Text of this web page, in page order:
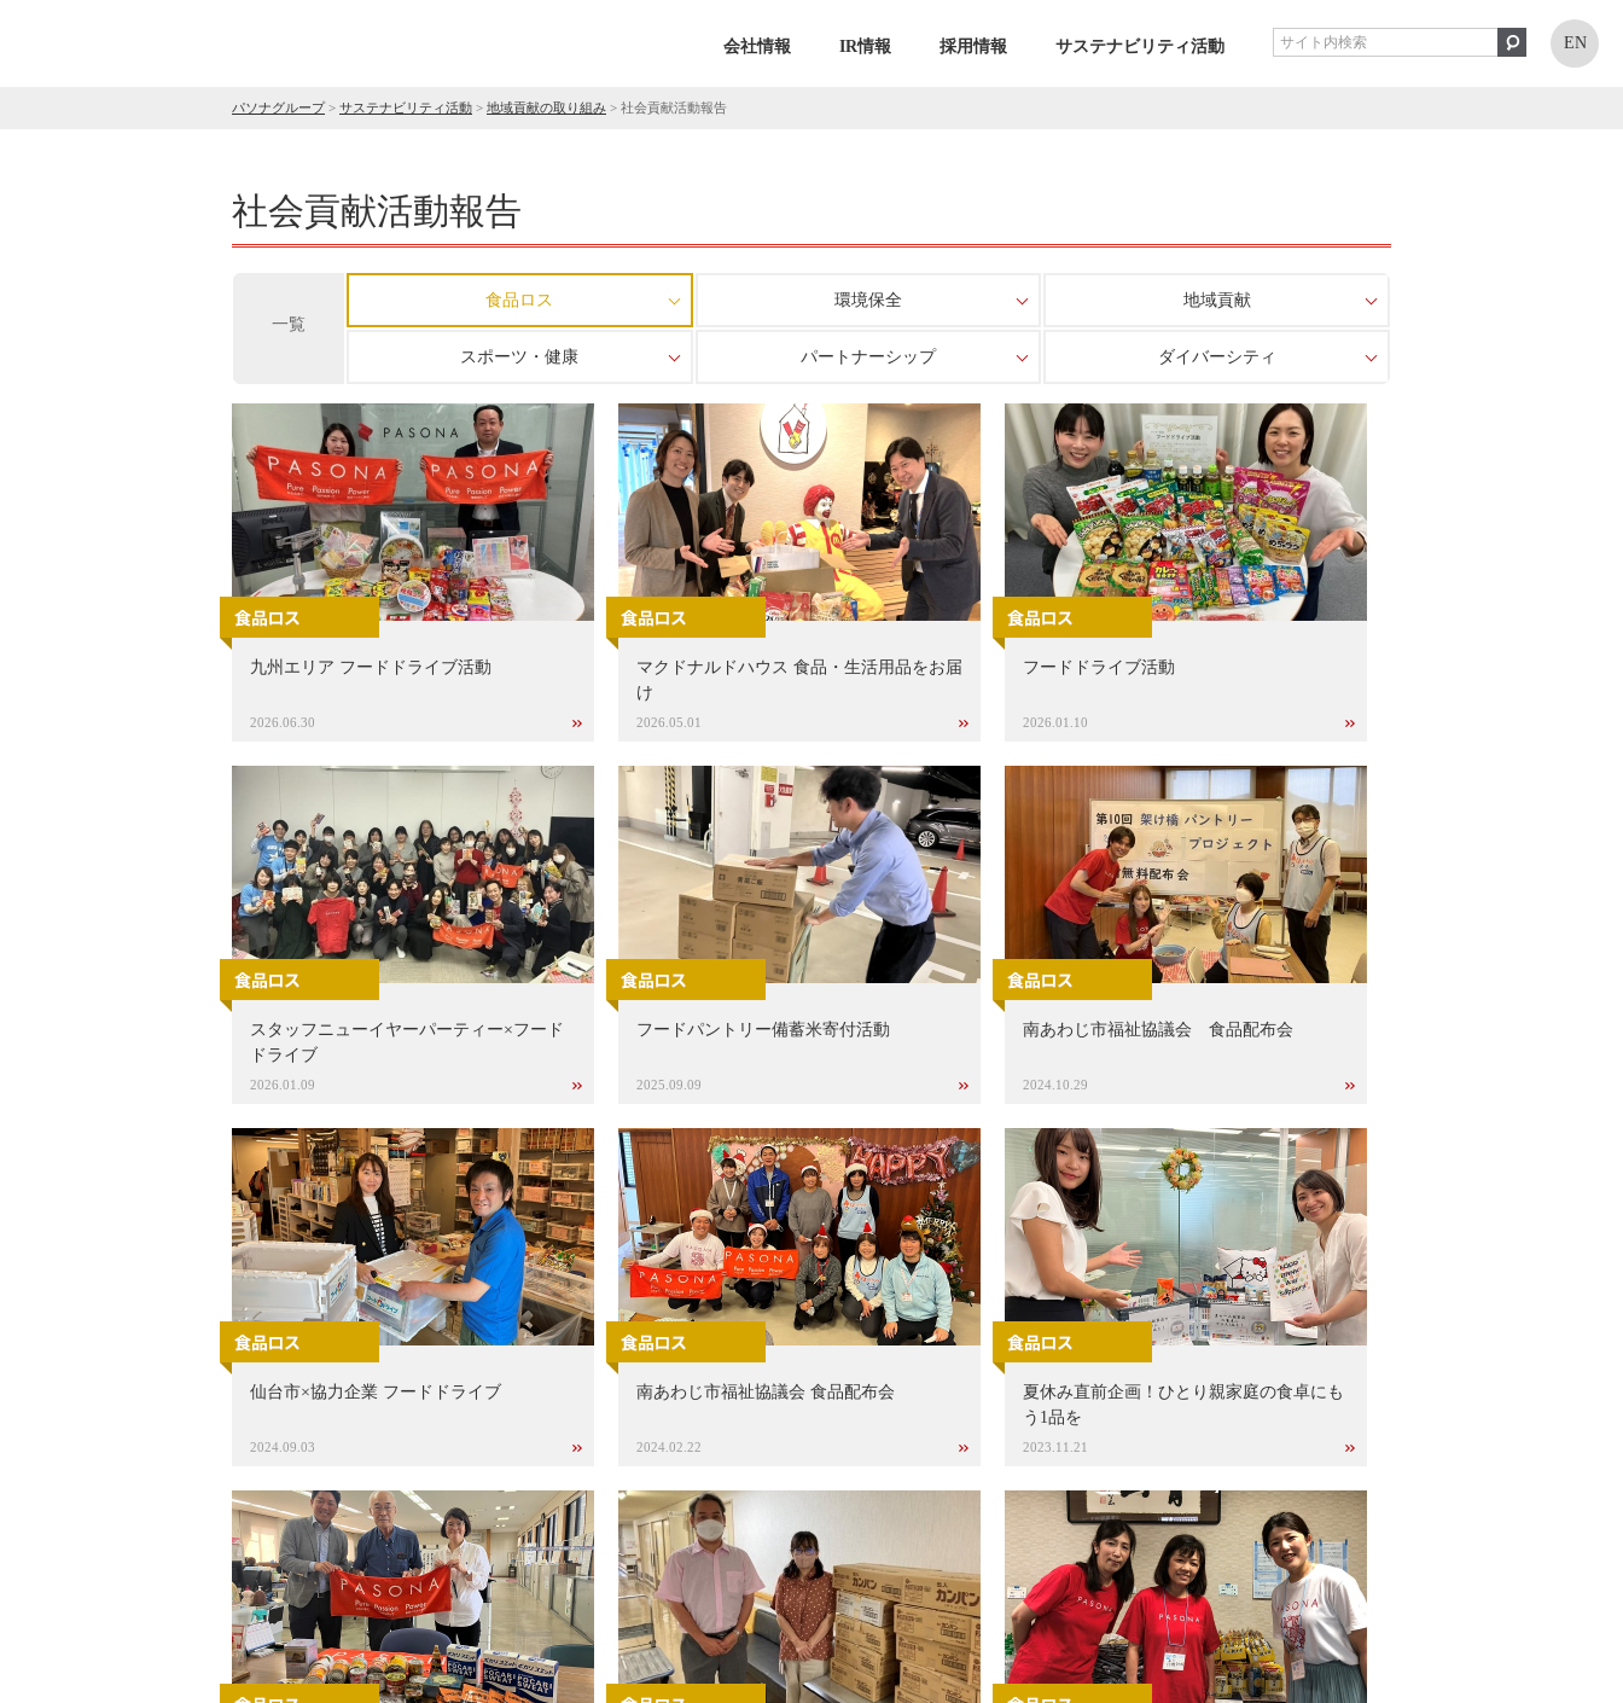
会社情報 IR情報 採用情報 サステナビリティ活動 EN
パソナグループ> サステナビリティ活動 > 地域貢献の取り組み > 社会貢献活動報告
社会貢献活動報告
一覧
食品ロス 環境保全 地域貢献
スポーツ・健康 パートナーシップ ダイバーシティ
九州エリア フードドライブ活動
2026.06.30
マクドナルドハウス 食品・生活用品をお届
け
2026.05.01
フードドライブ活動
2026.01.10
スタッフニューイヤーパーティー×フード
ドライブ
2026.01.09
フードパントリー備蓄米寄付活動
2025.09.09
南あわじ市福祉協議会 食品配布会
2024.10.29
仙台市×協力企業 フードドライブ
2024.09.03
南あわじ市福祉協議会 食品配布会
2024.02.22
夏休み直前企画！ひとり親家庭の食卓にも
う1品を
2023.11.21